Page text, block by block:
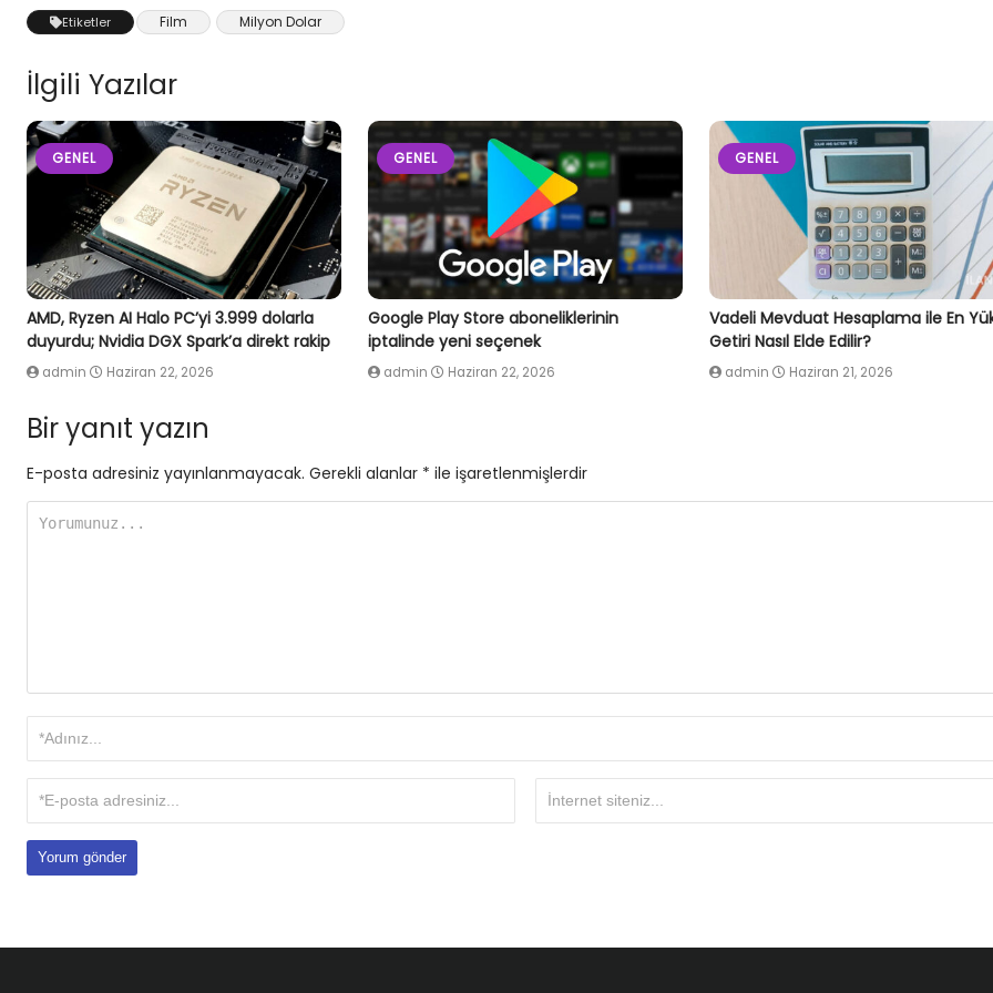
Etiketler Film Milyon Dolar
İlgili Yazılar
GENEL
AMD, Ryzen AI Halo PC’yi 3.999 dolarla
duyurdu; Nvidia DGX Spark’a direkt rakip
admin Haziran 22, 2026
GENEL
Google Play Store aboneliklerinin
iptalinde yeni seçenek
admin Haziran 22, 2026
GENEL
Vadeli Mevduat Hesaplama ile En
Getiri Nasıl Elde Edilir?
admin Haziran 21, 2026
Bir yanıt yazın
E-posta adresiniz yayınlanmayacak. Gerekli alanlar * ile işaretlenmişlerdir